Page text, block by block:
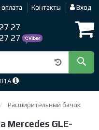
Контакты Вход
27
27
Расширительный бачок
Mercedes GLE-